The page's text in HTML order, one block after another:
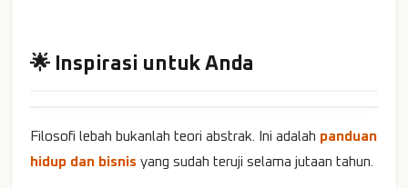
🌟 Inspirasi untuk Anda
Filosofi lebah bukanlah teori abstrak. Ini adalah panduan
hidup dan bisnis yang sudah teruji selama jutaan tahun.